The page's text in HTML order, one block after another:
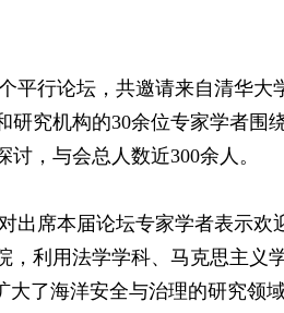
行论坛，共邀请来自清华大
研究机构的30余位专家学者围
，与会总人数近300余人。
席本届论坛专家学者表示欢
，利用法学学科、马克思主义
大了海洋安全与治理的研究领